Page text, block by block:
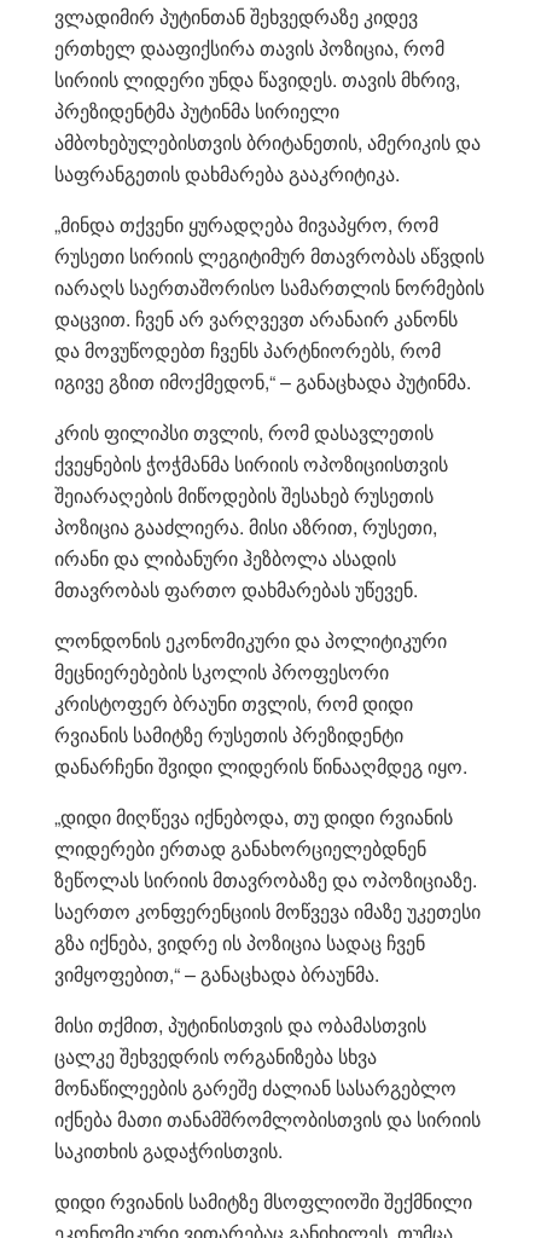
ვლადიმირ პუტინთან შეხვედრაზე კიდევ
ერთხელ დააფიქსირა თავის პოზიცია, რომ
სირიის ლიდერი უნდა წავიდეს. თავის მხრივ,
პრეზიდენტმა პუტინმა სირიელი
ამბოხებულებისთვის ბრიტანეთის, ამერიკის და
საფრანგეთის დახმარება გააკრიტიკა.
„მინდა თქვენი ყურადღება მივაპყრო, რომ
რუსეთი სირიის ლეგიტიმურ მთავრობას აწვდის
იარაღს საერთაშორისო სამართლის ნორმების
დაცვით. ჩვენ არ ვარღვევთ არანაირ კანონს
და მოვუწოდებთ ჩვენს პარტნიორებს, რომ
იგივე გზით იმოქმედონ,“ – განაცხადა პუტინმა.
კრის ფილიპსი თვლის, რომ დასავლეთის
ქვეყნების ჭოჭმანმა სირიის ოპოზიციისთვის
შეიარაღების მიწოდების შესახებ რუსეთის
პოზიცია გააძლიერა. მისი აზრით, რუსეთი,
ირანი და ლიბანური ჰეზბოლა ასადის
მთავრობას ფართო დახმარებას უწევენ.
ლონდონის ეკონომიკური და პოლიტიკური
მეცნიერებების სკოლის პროფესორი
კრისტოფერ ბრაუნი თვლის, რომ დიდი
რვიანის სამიტზე რუსეთის პრეზიდენტი
დანარჩენი შვიდი ლიდერის წინააღმდეგ იყო.
„დიდი მიღწევა იქნებოდა, თუ დიდი რვიანის
ლიდერები ერთად განახორციელებდნენ
ზეწოლას სირიის მთავრობაზე და ოპოზიციაზე.
საერთო კონფერენციის მოწვევა იმაზე უკეთესი
გზა იქნება, ვიდრე ის პოზიცია სადაც ჩვენ
ვიმყოფებით,“ – განაცხადა ბრაუნმა.
მისი თქმით, პუტინისთვის და ობამასთვის
ცალკე შეხვედრის ორგანიზება სხვა
მონაწილეების გარეშე ძალიან სასარგებლო
იქნება მათი თანამშრომლობისთვის და სირიის
საკითხის გადაჭრისთვის.
დიდი რვიანის სამიტზე მსოფლიოში შექმნილი
ეკონომიკური ვითარებაც განიხილეს. თუმცა,